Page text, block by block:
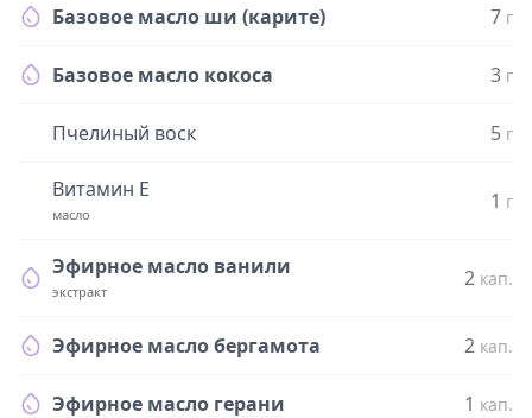
Базовое масло ши (карите) 7 г
Базовое масло кокоса 3 г
Пчелиный воск 5 г
Витамин Е
масло
1 г
Эфирное масло ванили
экстракт
2 кап.
Эфирное масло бергамота 2 кап.
Эфирное масло герани 1 кап.